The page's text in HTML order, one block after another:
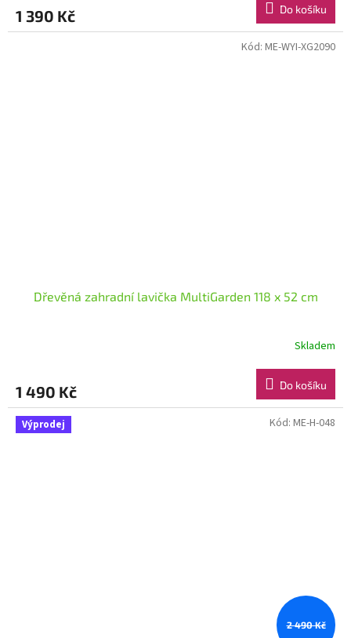
1 390 Kč Do košíku
Dřevěná zahradní lavička MultiGarden 118 x 52 cm
Skladem
1 490 Kč Do košíku
Kód: ME-WYI-XG2090
Výprodej
2 490 Kč
Kód: ME-H-048